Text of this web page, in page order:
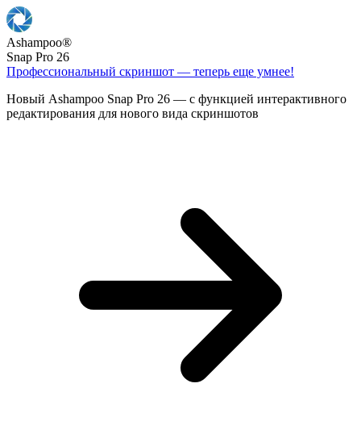
Ashampoo®
Snap Pro 26
Профессиональный скриншот — теперь еще умнее!
Новый Ashampoo Snap Pro 26 — с функцией интерактивного
редактирования для нового вида скриншотов